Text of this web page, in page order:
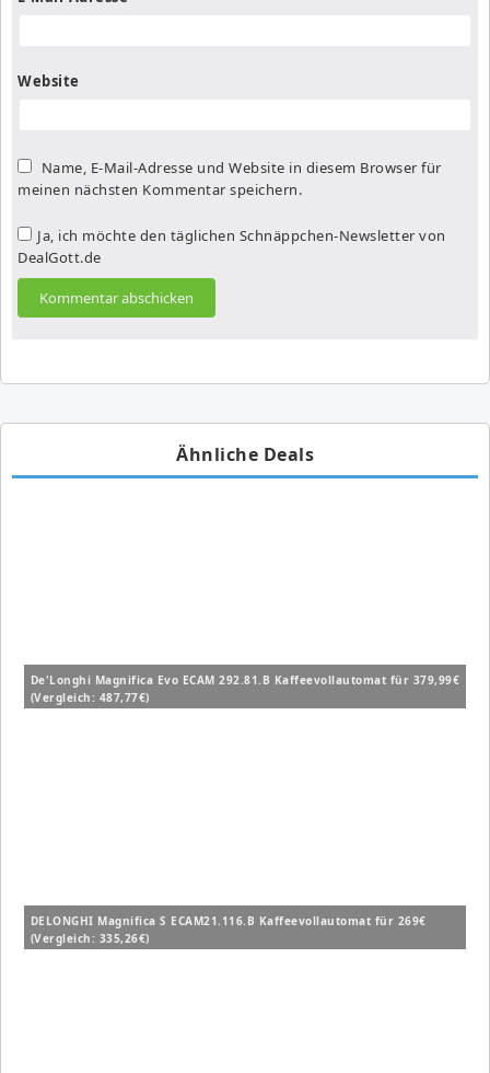
Website
Name, E-Mail-Adresse und Website in diesem Browser für
meinen nächsten Kommentar speichern.
Ja, ich möchte den täglichen Schnäppchen-Newsletter von
DealGott.de
Ähnliche Deals
De'Longhi Magnifica Evo ECAM 292.81.B Kaffeevollautomat für 379,99€
(Vergleich: 487,77€)
DELONGHI Magnifica S ECAM21.116.B Kaffeevollautomat für 269€
(Vergleich: 335,26€)